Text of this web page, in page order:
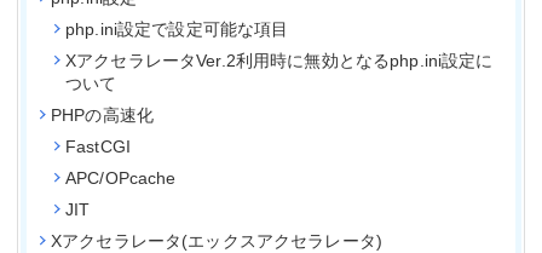
php.ini設定で設定可能な項目
XアクセラレータVer.2利用時に無効となるphp.ini設定に
ついて
PHPの高速化
FastCGI
APC/OPcache
JIT
Xアクセラレータ(エックスアクセラレータ)